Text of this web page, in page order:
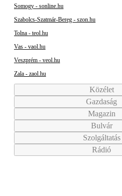
Somogy - sonline.hu
Szabolcs-Szatmár-Bereg - szon.hu
Tolna - teol.hu
Vas - vaol.hu
Veszprém - veol.hu
Zala - zaol.hu
Közélet
Gazdaság
Magazin
Bulvár
Szolgáltatás
Rádió